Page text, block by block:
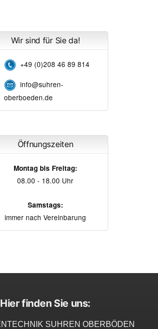
Wir sind für Sie da!
+49 (0)208 46 89 814
info@suhren-
oberboeden.de
Öffnungszeiten
Montag bis Freitag:
08.00 - 18.00 Uhr
Samstags:
immer nach Vereinbarung
Hier finden Sie uns:
SUHREN OBERBÖDEN